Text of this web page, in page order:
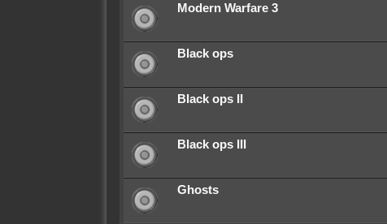
Modern Warfare 3
Black ops
Black ops II
Black ops III
Ghosts